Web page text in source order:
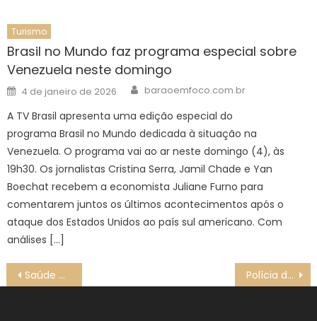
Turismo
Brasil no Mundo faz programa especial sobre
Venezuela neste domingo
Posted
on
4 de janeiro de 2026 Author
baraoemfoco.com.br
A TV Brasil apresenta uma edição especial do
programa Brasil no Mundo dedicada à situação na
Venezuela. O programa vai ao ar neste domingo (4), às
19h30. Os jornalistas Cristina Serra, Jamil Chade e Yan
Boechat recebem a economista Juliane Furno para
comentarem juntos os últimos acontecimentos após o
ataque dos Estados Unidos ao país sul americano. Com
análises […]
Navegação
de
Saúde promove neste sábado Dia D de vacinação nacional contra gripe Polícia de SP prende 10 pessoas que aplicavam golpe do falso advogado